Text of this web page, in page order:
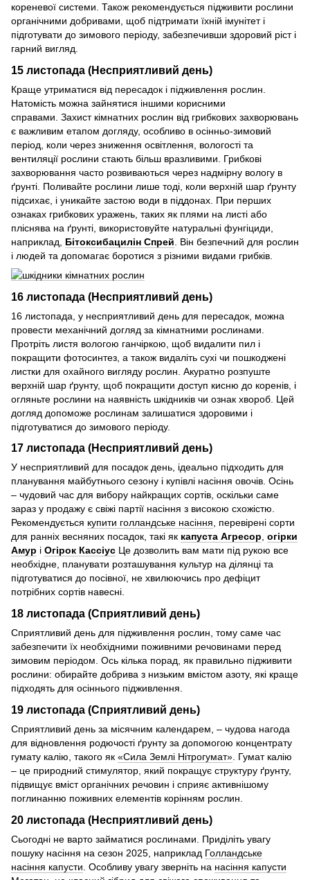
кореневої системи. Також рекомендується підживити рослини
органічними добривами, щоб підтримати їхній імунітет і
підготувати до зимового періоду, забезпечивши здоровий ріст і
гарний вигляд.
15 листопада (Несприятливий день)
Краще утриматися від пересадок і підживлення рослин.
Натомість можна зайнятися іншими корисними
справами. Захист кімнатних рослин від грибкових захворювань
є важливим етапом догляду, особливо в осінньо-зимовий
період, коли через зниження освітлення, вологості та
вентиляції рослини стають більш вразливими. Грибкові
захворювання часто розвиваються через надмірну вологу в
ґрунті. Поливайте рослини лише тоді, коли верхній шар ґрунту
підсихає, і уникайте застою води в піддонах. При перших
ознаках грибкових уражень, таких як плями на листі або
пліснява на ґрунті, використовуйте натуральні фунгіциди,
наприклад, Бітоксибацилін Спрей . Він безпечний для рослин
і людей та допомагає боротися з різними видами грибків.
16 листопада (Несприятливий день)
16 листопада, у несприятливий день для пересадок, можна
провести механічний догляд за кімнатними рослинами.
Протріть листя вологою ганчіркою, щоб видалити пил і
покращити фотосинтез, а також видаліть сухі чи пошкоджені
листки для охайного вигляду рослин. Акуратно розпуште
верхній шар ґрунту, щоб покращити доступ кисню до коренів, і
огляньте рослини на наявність шкідників чи ознак хвороб. Цей
догляд допоможе рослинам залишатися здоровими і
підготуватися до зимового періоду.
17 листопада (Несприятливий день)
У несприятливий для посадок день, ідеально підходить для
планування майбутнього сезону і купівлі насіння овочів. Осінь
– чудовий час для вибору найкращих сортів, оскільки саме
зараз у продажу є свіжі партії насіння з високою схожістю.
Рекомендується купити голландське насіння, перевірені сорти
для ранніх весняних посадок, такі як капуста Агресор, огірки
Амур і Огірок Кассіус Це дозволить вам мати під рукою все
необхідне, планувати розташування культур на ділянці та
підготуватися до посівної, не хвилюючись про дефіцит
потрібних сортів навесні.
18 листопада (Сприятливий день)
Сприятливий день для підживлення рослин, тому саме час
забезпечити їх необхідними поживними речовинами перед
зимовим періодом. Ось кілька порад, як правильно підживити
рослини: обирайте добрива з низьким вмістом азоту, які краще
підходять для осіннього підживлення.
19 листопада (Сприятливий день)
Сприятливий день за місячним календарем, – чудова нагода
для відновлення родючості ґрунту за допомогою концентрату
гумату калію, такого як «Сила Землі Нітрогумат» . Гумат калію
– це природний стимулятор, який покращує структуру ґрунту,
підвищує вміст органічних речовин і сприяє активнішому
поглинанню поживних елементів корінням рослин.
20 листопада (Несприятливий день)
Сьогодні не варто займатися рослинами. Приділіть увагу
пошуку насіння на сезон 2025, наприклад Голландське
насіння капусти . Особливу увагу зверніть на насіння капусти